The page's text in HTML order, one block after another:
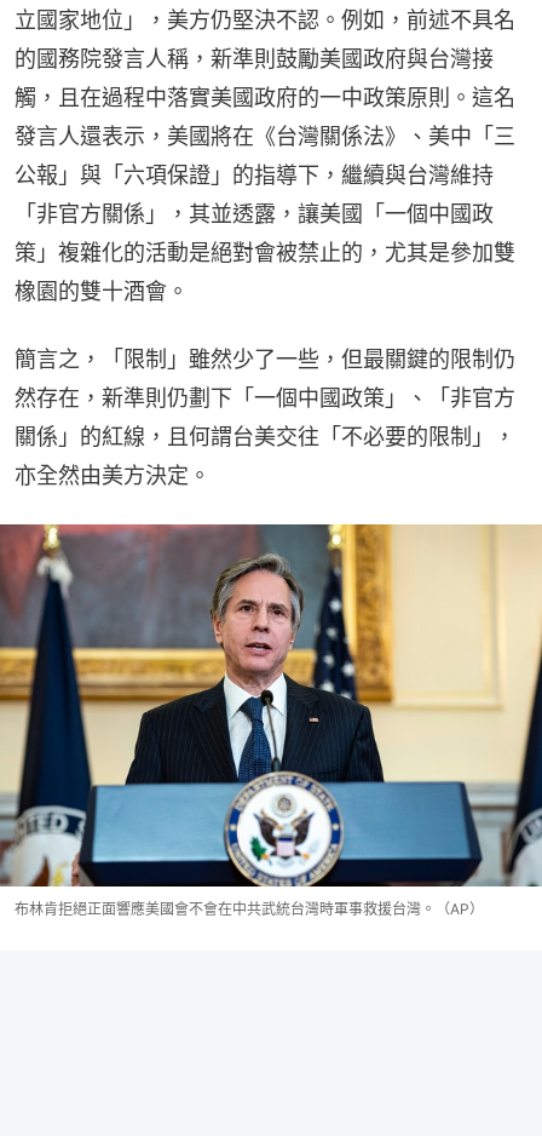
立國家地位」，美方仍堅決不認。例如，前述不具名
的國務院發言人稱，新準則鼓勵美國政府與台灣接
觸，且在過程中落實美國政府的一中政策原則。這名
發言人還表示，美國將在《台灣關係法》、美中「三
公報」與「六項保證」的指導下，繼續與台灣維持
「非官方關係」，其並透露，讓美國「一個中國政
策」複雜化的活動是絕對會被禁止的，尤其是參加雙
橡園的雙十酒會。
簡言之，「限制」雖然少了一些，但最關鍵的限制仍
然存在，新準則仍劃下「一個中國政策」、「非官方
關係」的紅線，且何謂台美交往「不必要的限制」，
亦全然由美方決定。
布林肯拒絕正面響應美國會不會在中共武統台灣時軍事救援台灣。（AP）